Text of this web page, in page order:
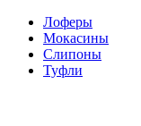
Лоферы
Мокасины
Слипоны
Туфли